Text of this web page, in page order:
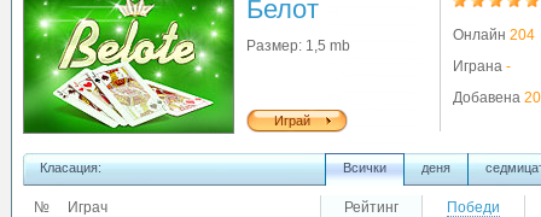
Белот
Размер: 1,5 mb
Играй
Онлайн 204
Играна -
Добавена
Класация: Всички деня
№ Играч Рейтинг Победи